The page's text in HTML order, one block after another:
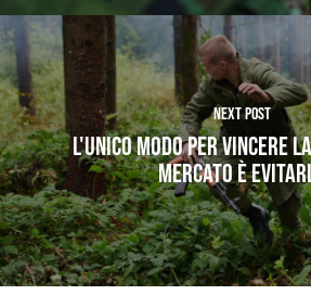
Next Post
L'UNICO MODO PER VINCERE
MERCATO È